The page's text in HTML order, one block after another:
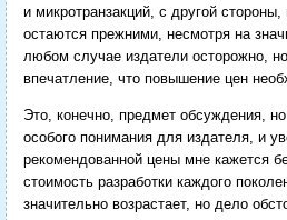
и микротранзакций, с другой
остаются прежними, несмотря на
любом случае издатели осторожно,
впечатление, что повышение цен
Это, конечно, предмет обсуждения,
особого понимания для издателя, и
рекомендованной цены мне кажется
стоимость разработки каждого
значительно возрастает, но дело